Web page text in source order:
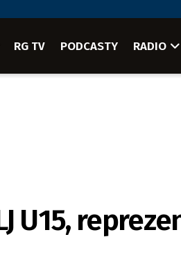
RG TV PODCASTY RADIO
U15,